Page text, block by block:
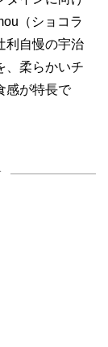
（ショコラ
利自慢の宇治
、柔らかいチ
感が特長で